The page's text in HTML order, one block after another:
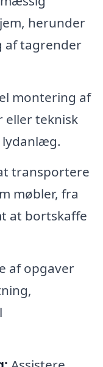
herunder
af tagrender
montering af
eller teknisk
lydanlæg.
transportere
møbler, fra
at bortskaffe
af opgaver